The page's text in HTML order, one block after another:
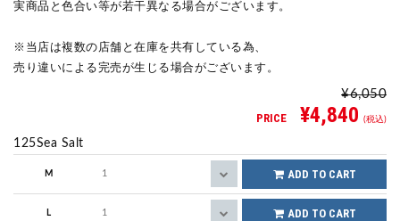
実商品と色合い等が若干異なる場合がございます。
※当店は複数の店舗と在庫を共有している為、
売り違いによる完売が生じる場合がございます。
¥6,050
PRICE
¥4,840 (税込)
125Sea Salt
M ADD TO CART
L ADD TO CART